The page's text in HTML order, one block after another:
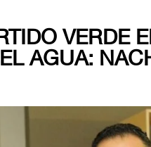
VERDE
AGUA: